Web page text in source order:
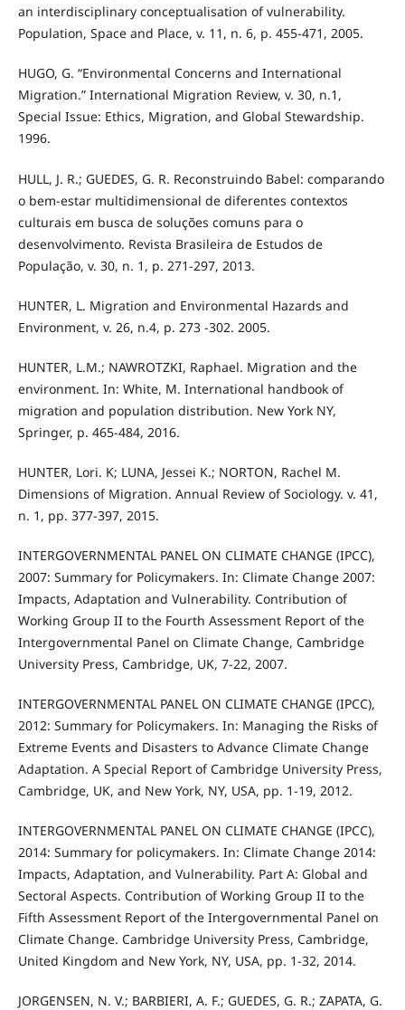
an interdisciplinary conceptualisation of vulnerability.
Population, Space and Place, v. 11, n. 6, p. 455-471, 2005.
HUGO, G. “Environmental Concerns and International
Migration.” International Migration Review, v. 30, n.1,
Special Issue: Ethics, Migration, and Global Stewardship.
1996.
HULL, J. R.; GUEDES, G. R. Reconstruindo Babel: comparando
o bem-estar multidimensional de diferentes contextos
culturais em busca de soluções comuns para o
desenvolvimento. Revista Brasileira de Estudos de
População, v. 30, n. 1, p. 271-297, 2013.
HUNTER, L. Migration and Environmental Hazards and
Environment, v. 26, n.4, p. 273 -302. 2005.
HUNTER, L.M.; NAWROTZKI, Raphael. Migration and the
environment. In: White, M. International handbook of
migration and population distribution. New York NY,
Springer, p. 465-484, 2016.
HUNTER, Lori. K; LUNA, Jessei K.; NORTON, Rachel M.
Dimensions of Migration. Annual Review of Sociology. v. 41,
n. 1, pp. 377-397, 2015.
INTERGOVERNMENTAL PANEL ON CLIMATE CHANGE (IPCC),
2007: Summary for Policymakers. In: Climate Change 2007:
Impacts, Adaptation and Vulnerability. Contribution of
Working Group II to the Fourth Assessment Report of the
Intergovernmental Panel on Climate Change, Cambridge
University Press, Cambridge, UK, 7-22, 2007.
INTERGOVERNMENTAL PANEL ON CLIMATE CHANGE (IPCC),
2012: Summary for Policymakers. In: Managing the Risks of
Extreme Events and Disasters to Advance Climate Change
Adaptation. A Special Report of Cambridge University Press,
Cambridge, UK, and New York, NY, USA, pp. 1-19, 2012.
INTERGOVERNMENTAL PANEL ON CLIMATE CHANGE (IPCC),
2014: Summary for policymakers. In: Climate Change 2014:
Impacts, Adaptation, and Vulnerability. Part A: Global and
Sectoral Aspects. Contribution of Working Group II to the
Fifth Assessment Report of the Intergovernmental Panel on
Climate Change. Cambridge University Press, Cambridge,
United Kingdom and New York, NY, USA, pp. 1-32, 2014.
JORGENSEN, N. V.; BARBIERI, A. F.; GUEDES, G. R.; ZAPATA, G.